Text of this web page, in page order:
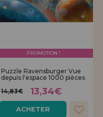
PROMOTION !
Puzzle Ravensburger Vue
depuis l'espace 1000 pièces
14,83€
13,34€
ACHETER